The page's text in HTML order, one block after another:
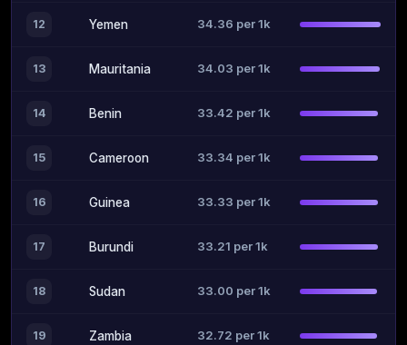
12 Yemen 34.36 per 1k
13 Mauritania 34.03 per 1k
14 Benin 33.42 per 1k
15 Cameroon 33.34 per 1k
16 Guinea 33.33 per 1k
17 Burundi 33.21 per 1k
18 Sudan 33.00 per 1k
19 Zambia 32.72 per 1k